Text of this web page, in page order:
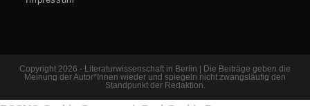
Copyright 2026 - Literaturwissenschaft in Berlin | Die Beiträge geben die
Meinung der Autor*Innen wieder und spiegeln nicht zwangsläufig den
Standpunkt der Redaktion.